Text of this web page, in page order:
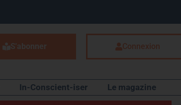
S'abonner Connexion
In-Conscient-iser Le magazine